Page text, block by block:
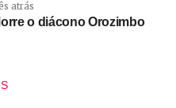
atrás
o diácono Orozimbo